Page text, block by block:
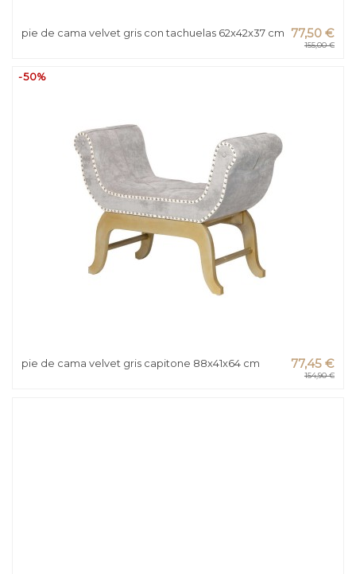
pie de cama velvet gris con tachuelas 62x42x37 cm 77,50 €
155,00 €
-50%
pie de cama velvet gris capitone 88x41x64 cm 77,45 €
154,90 €